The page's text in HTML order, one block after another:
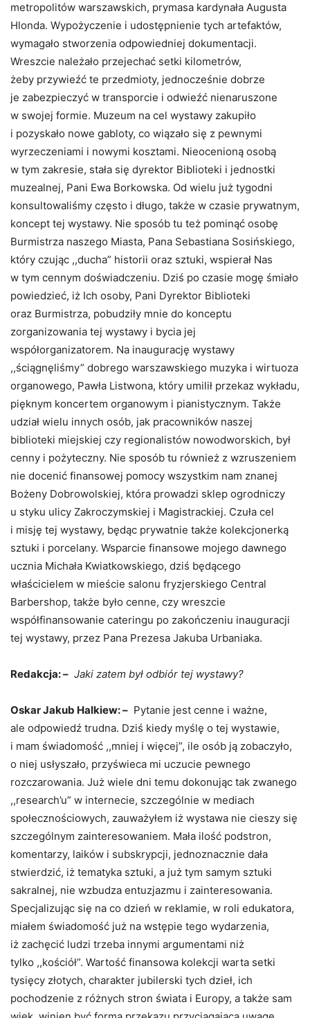
metropolitów warszawskich, prymasa kardynała Augusta
Hlonda. Wypożyczenie i udostępnienie tych artefaktów,
wymagało stworzenia odpowiedniej dokumentacji.
Wreszcie należało przejechać setki kilometrów,
żeby przywieźć te przedmioty, jednocześnie dobrze
je zabezpieczyć w transporcie i odwieźć nienaruszone
w swojej formie. Muzeum na cel wystawy zakupiło
i pozyskało nowe gabloty, co wiązało się z pewnymi
wyrzeczeniami i nowymi kosztami. Nieocenioną osobą
w tym zakresie, stała się dyrektor Biblioteki i jednostki
muzealnej, Pani Ewa Borkowska. Od wielu już tygodni
konsultowaliśmy często i długo, także w czasie prywatnym,
koncept tej wystawy. Nie sposób tu też pominąć osobę
Burmistrza naszego Miasta, Pana Sebastiana Sosińskiego,
który czując ,,ducha” historii oraz sztuki, wspierał Nas
w tym cennym doświadczeniu. Dziś po czasie mogę śmiało
powiedzieć, iż Ich osoby, Pani Dyrektor Biblioteki
oraz Burmistrza, pobudziły mnie do konceptu
zorganizowania tej wystawy i bycia jej
współorganizatorem. Na inaugurację wystawy
,,ściągnęliśmy” dobrego warszawskiego muzyka i wirtuoza
organowego, Pawła Listwona, który umilił przekaz wykładu,
pięknym koncertem organowym i pianistycznym. Także
udział wielu innych osób, jak pracowników naszej
biblioteki miejskiej czy regionalistów nowodworskich, był
cenny i pożyteczny. Nie sposób tu również z wzruszeniem
nie docenić finansowej pomocy wszystkim nam znanej
Bożeny Dobrowolskiej, która prowadzi sklep ogrodniczy
u styku ulicy Zakroczymskiej i Magistrackiej. Czuła cel
i misję tej wystawy, będąc prywatnie także kolekcjonerką
sztuki i porcelany. Wsparcie finansowe mojego dawnego
ucznia Michała Kwiatkowskiego, dziś będącego
właścicielem w mieście salonu fryzjerskiego Central
Barbershop, także było cenne, czy wreszcie
współfinansowanie cateringu po zakończeniu inauguracji
tej wystawy, przez Pana Prezesa Jakuba Urbaniaka.
Redakcja: – Jaki zatem był odbiór tej wystawy?
Oskar Jakub Halkiew: – Pytanie jest cenne i ważne,
ale odpowiedź trudna. Dziś kiedy myślę o tej wystawie,
i mam świadomość ,,mniej i więcej”, ile osób ją zobaczyło,
o niej usłyszało, przyświeca mi uczucie pewnego
rozczarowania. Już wiele dni temu dokonując tak zwanego
,,research’u” w internecie, szczególnie w mediach
społecznościowych, zauważyłem iż wystawa nie cieszy się
szczególnym zainteresowaniem. Mała ilość podstron,
komentarzy, laików i subskrypcji, jednoznacznie dała
stwierdzić, iż tematyka sztuki, a już tym samym sztuki
sakralnej, nie wzbudza entuzjazmu i zainteresowania.
Specjalizując się na co dzień w reklamie, w roli edukatora,
miałem świadomość już na wstępie tego wydarzenia,
iż zachęcić ludzi trzeba innymi argumentami niż
tylko ,,kościół”. Wartość finansowa kolekcji warta setki
tysięcy złotych, charakter jubilerski tych dzieł, ich
pochodzenie z różnych stron świata i Europy, a także sam